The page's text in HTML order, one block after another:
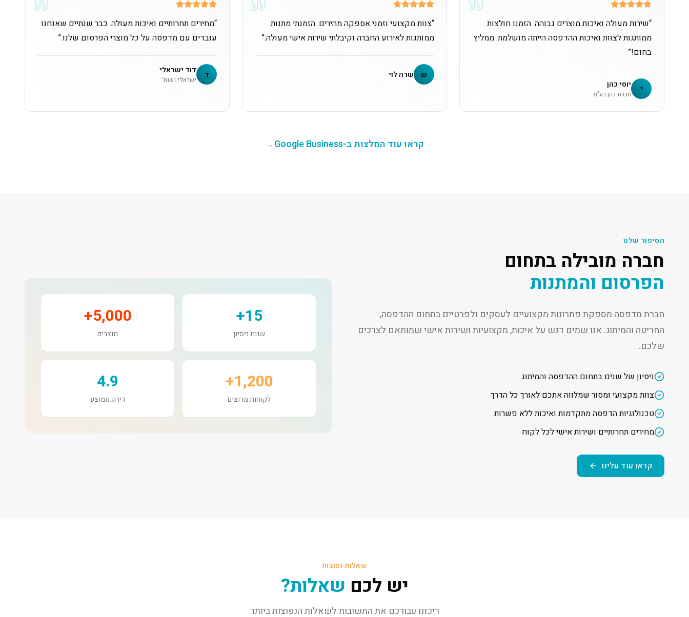
“שירות מעולה ואיכות מוצרים גבוהה. הזמנו חולצות
ממותגות לצוות ואיכות ההדפסה הייתה מושלמת. ממליץ
בחום!”
י יוסי כהן
חברת כהן בע"מ
“צוות מקצועי וזמני אספקה מהירים. הזמנתי מתנות
ממותגות לאירוע החברה וקיבלתי שירות אישי מעולה.”
ש שרה לוי
“מחירים תחרותיים ואיכות מעולה. כבר שנתיים שאנחנו
עובדים עם מדפסה על כל מוצרי הפרסום שלנו.”
ד דוד ישראלי
ישראלי ושות'
קראו עוד המלצות ב-Google Business →
הסיפור שלנו
חברה מובילה בתחום
הפרסום והמתנות
חברת מדפסה מספקת פתרונות מקצועיים לעסקים ולפרטיים בתחום ההדפסה,
החריטה והמיתוג. אנו שמים דגש על איכות, מקצועיות ושירות אישי שמותאם לצרכים
שלכם.
ניסיון של שנים בתחום ההדפסה והמיתוג
צוות מקצועי ומסור שמלווה אתכם לאורך כל הדרך
טכנולוגיות הדפסה מתקדמות ואיכות ללא פשרות
מחירים תחרותיים ושירות אישי לכל לקוח
קראו עוד עלינו
15+
שנות ניסיון
5,000+
מוצרים
1,200+
לקוחות מרוצים
4.9
דירוג ממוצע
שאלות נפוצות
יש לכם שאלות?
ריכזנו עבורכם את התשובות לשאלות הנפוצות ביותר